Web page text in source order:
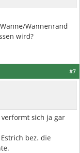
Wannenrand
wird?
#7
sich ja gar
bez. die